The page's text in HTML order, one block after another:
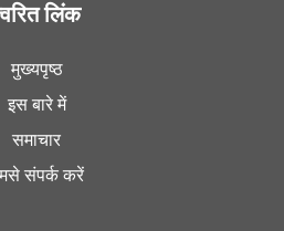
लिंक
मुख्यपृष्ठ
इस बारे में
समाचार
संपर्क करें